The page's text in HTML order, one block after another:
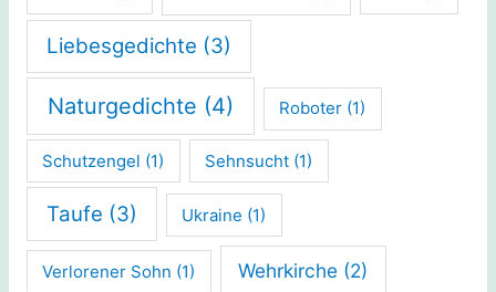
Liebesgedichte (3)
Naturgedichte (4) Roboter (1)
Schutzengel (1) Sehnsucht (1)
Taufe (3) Ukraine (1)
Verlorener Sohn (1) Wehrkirche (2)